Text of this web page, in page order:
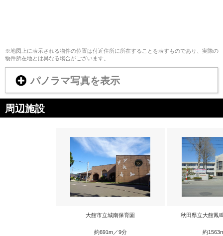
※地図上に表示される物件の位置は付近住所に所在することを表すものであり、実際の
物件所在地とは異なる場合がございます。
パノラマ写真を表示
周辺施設
大館市立城南保育園
約691m／9分
秋田県立大館鳳
約